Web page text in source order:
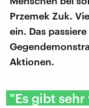
Przemek Zuk.
ein. Das
Aktionen.
"Es gibt